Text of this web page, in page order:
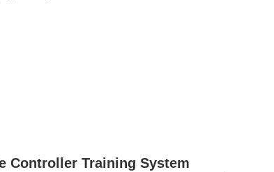
Controller Training System